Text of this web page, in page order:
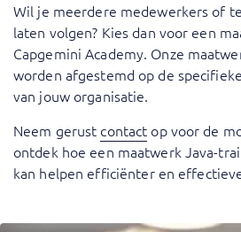
Wil je meerdere medewerkers of
laten volgen? Kies dan voor een
Capgemini Academy. Onze
worden afgestemd op de
van jouw organisatie.
Neem gerust contact op voor de
ontdek hoe een maatwerk Java-
kan helpen efficiënter en